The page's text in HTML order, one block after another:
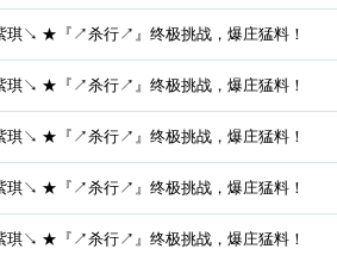
↘ ★『↗杀行↗』终极挑战，爆庄猛料！
↘ ★『↗杀行↗』终极挑战，爆庄猛料！
↘ ★『↗杀行↗』终极挑战，爆庄猛料！
↘ ★『↗杀行↗』终极挑战，爆庄猛料！
↘ ★『↗杀行↗』终极挑战，爆庄猛料！